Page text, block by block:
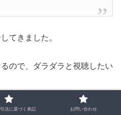
てきました。
ので、ダラダラと視聴したい
ますので、長い間楽しめます
法に基づく表記 お問い合わせ